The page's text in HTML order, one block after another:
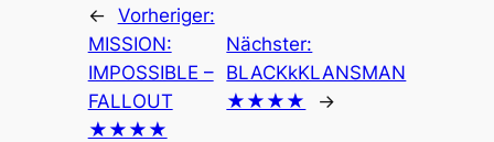
← Vorheriger:
MISSION:
IMPOSSIBLE –
FALLOUT
★★★★
Nächster:
BLACKkKLANSMAN
★★★★
→